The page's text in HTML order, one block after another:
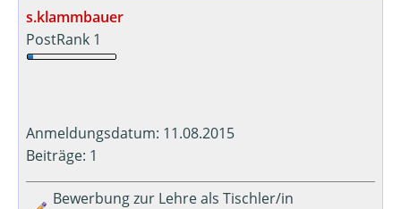
s.klammbauer
PostRank 1
Anmeldungsdatum: 11.08.2015
Beiträge: 1
Bewerbung zur Lehre als Tischler/in